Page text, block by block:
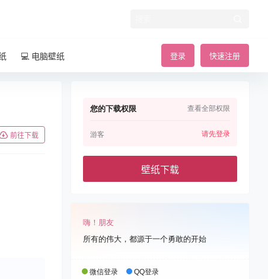
登录 快速注册
💻 电脑壁纸
前往下载
您的下载权限 查看全部权限
游客 请先登录
壁纸下载
嗨！朋友
所有的伟大，都源于一个勇敢的开始
微信登录 QQ登录